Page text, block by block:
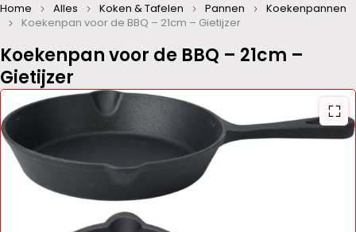
Koekenpan voor de BBQ – 21cm –
Gietijzer
Home Alles Koken & Tafelen Pannen
Koekenpannen
Koekenpan voor de BBQ – 21cm – Gietijzer